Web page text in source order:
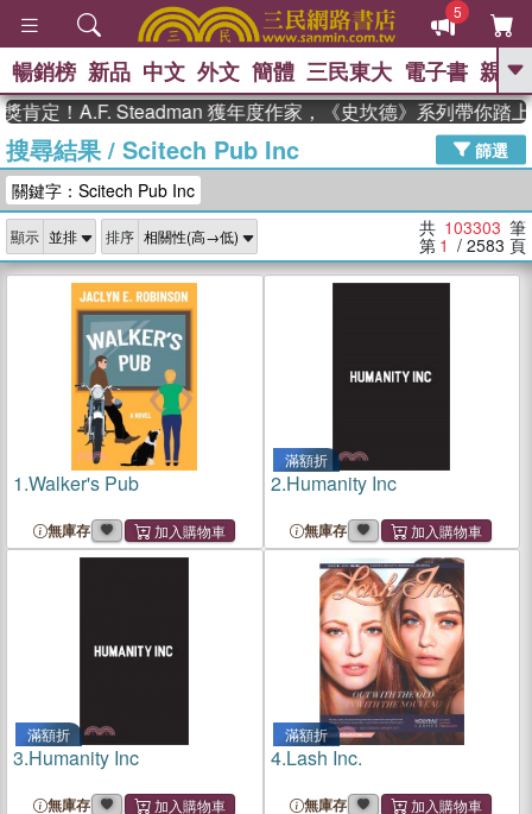
5
GO
熱搜： 東野圭吾 高希均教授回憶錄
、 The Odyssey 、 父親節 、 如果歷
獎 臺灣漫遊錄 、 方念華 、 台灣的李
登輝時代
數學女孩：黎曼猜想 、
偉大的迷走神經
暢銷榜 新品 中文 外文 簡體 三民東大 電子書 親子
A.F. Steadman 獲年度作家，《史坎德》系列帶你踏上熱血
搜尋結果/ Scitech Pub Inc
篩選
關鍵字：Scitech Pub Inc
顯示 排序 共 103303 筆
第 1 / 2583 頁
1.Walker's Pub
無庫存
滿額折
2.Humanity Inc
無庫存
滿額折
3.Humanity Inc
無庫存
滿額折
4.Lash Inc.
無庫存